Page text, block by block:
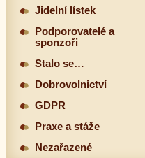
Jidelní lístek
Podporovatelé a
sponzoři
Stalo se…
Dobrovolnictví
GDPR
Praxe a stáže
Nezařazené